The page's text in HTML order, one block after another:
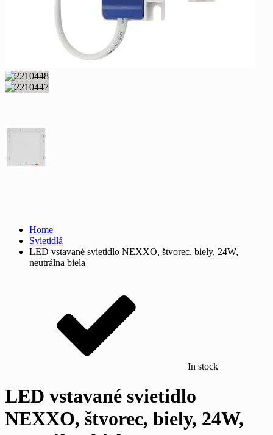
Home
Svietidlá
LED vstavané svietidlo NEXXO, štvorec, biely, 24W,
neutrálna biela
In stock
LED vstavané svietidlo
NEXXO, štvorec, biely, 24W,